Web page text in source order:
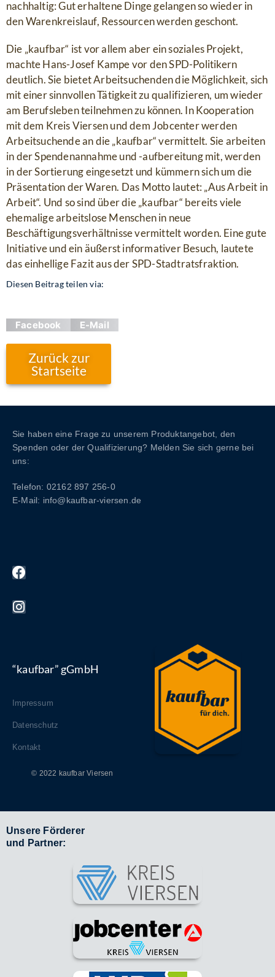
nachhaltig: Gut erhaltene Dinge gelangen so wieder in
den Warenkreislauf, Ressourcen werden geschont.
Die „kaufbar“ ist vor allem aber ein soziales Projekt,
machte Hans-Josef Kampe vor den SPD-Politikern
deutlich. Sie bietet Arbeitsuchenden die Möglichkeit, sich
mit einer sinnvollen Tätigkeit zu qualifizieren, um wieder
am Berufsleben teilnehmen zu können. In Kooperation
mit dem Kreis Viersen und dem Jobcenter werden
Arbeitsuchende an die „kaufbar“ vermittelt. Sie arbeiten
in der Spendenannahme und -aufbereitung mit, werden
in der Sortierung eingesetzt und kümmern sich um die
Präsentation der Waren. Das Motto lautet: „Aus Arbeit in
Arbeit“. Und so sind über die „kaufbar“ bereits viele
ehemalige arbeitslose Menschen in neue
Beschäftigungsverhältnisse vermittelt worden. Eine gute
Initiative und ein äußerst informativer Besuch, lautete
das einhellige Fazit aus der SPD-Stadtratsfraktion.
Diesen Beitrag teilen via:
Facebook E-Mail
Zurück zur
Startseite
Sie haben eine Frage zu unserem Produktangebot, den
Spenden oder der Qualifizierung? Melden Sie sich gerne bei
uns:
Telefon: 02162 897 256-0
E-Mail: info@kaufbar-viersen.de
“kaufbar” gGmbH
Impressum
Datenschutz
Kontakt
© 2022 kaufbar Viersen
Unsere Förderer
und Partner: